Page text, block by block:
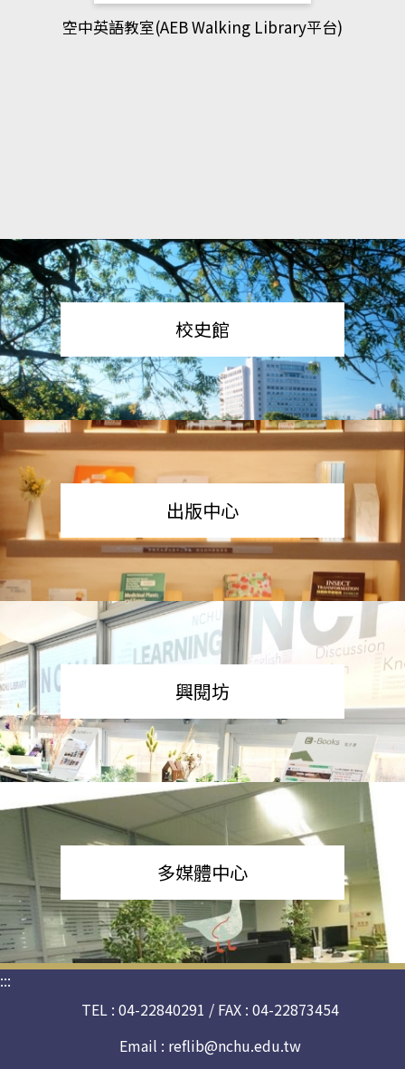
網管人(kono平台)
校史館
出版中心
興閱坊
多媒體中心
:::
TEL : 04-22840291 / FAX : 04-22873454
Email : reflib@nchu.edu.tw